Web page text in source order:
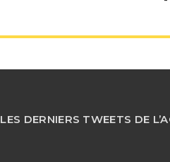
LES DERNIERS TWEETS DE